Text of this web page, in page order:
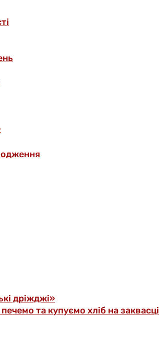
дріжджі»
та купуємо хліб на заквасці